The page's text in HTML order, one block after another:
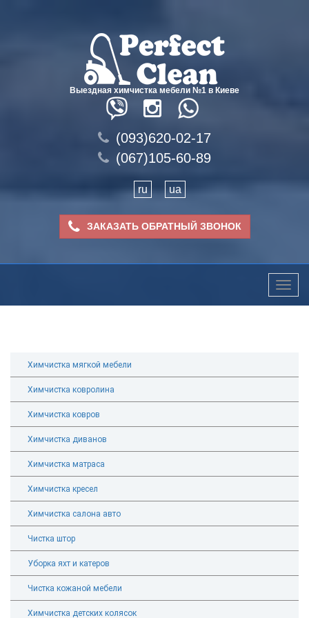
Выездная химчистка мебели №1 в Киеве
(093)620-02-17
(067)105-60-89
ru ua
ЗАКАЗАТЬ ОБРАТНЫЙ ЗВОНОК
Toggle
Химчистка мягкой мебели
Химчистка ковролина
Химчистка ковров
Химчистка диванов
Химчистка матраса
Химчистка кресел
Химчистка салона авто
Чистка штор
Уборка яхт и катеров
Чистка кожаной мебели
Химчистка детских колясок